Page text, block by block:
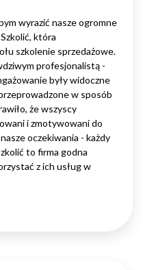
wyrazić nasze ogromne
która
szkolenie sprzedażowe.
profesjonalistą -
były widoczne
w sposób
że wszyscy
i zmotywowani do
oczekiwania - każdy
to firma godna
z ich usług w